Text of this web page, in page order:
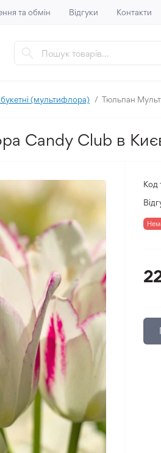
та обмін Відгуки Контакти
(мультифлора) Тюльпан
Candy Club в
Код